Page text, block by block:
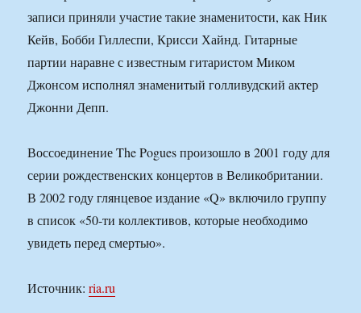
записи приняли участие такие знаменитости, как Ник
Кейв, Бобби Гиллеспи, Крисси Хайнд. Гитарные
партии наравне с известным гитаристом Миком
Джонсом исполнял знаменитый голливудский актер
Джонни Депп.
Воссоединение The Pogues произошло в 2001 году для
серии рождественских концертов в Великобритании.
В 2002 году глянцевое издание «Q» включило группу
в список «50-ти коллективов, которые необходимо
увидеть перед смертью».
Источник:ria.ru